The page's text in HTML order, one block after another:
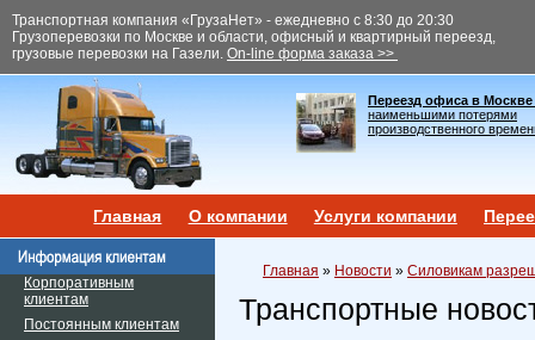
Транспортная компания «ГрузаНет» - ежедневно с 8:30 до 20:30
Грузоперевозки по Москве и области, офисный и квартирный переезд,
грузовые перевозки на Газели. On-line форма заказа >>
Переезд офиса в Москве
наименьшими потерями
производственного
Главная О компании Услуги компании
Корпоративным
клиентам
Постоянным клиентам
Главная » Новости » Силовикам
Транспортные